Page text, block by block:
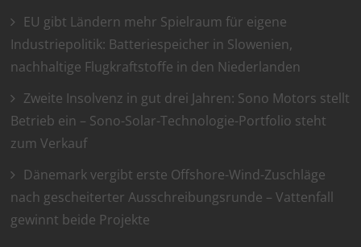
EU gibt Ländern mehr Spielraum für eigene
Industriepolitik: Batteriespeicher in Slowenien,
nachhaltige Flugkraftstoffe in den Niederlanden
Zweite Insolvenz in gut drei Jahren: Sono Motors stellt
Betrieb ein – Sono-Solar-Technologie-Portfolio steht
zum Verkauf
Dänemark vergibt erste Offshore-Wind-Zuschläge
nach gescheiterter Ausschreibungsrunde – Vattenfall
gewinnt beide Projekte